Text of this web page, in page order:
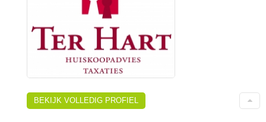
BEKIJK VOLLEDIG PROFIEL